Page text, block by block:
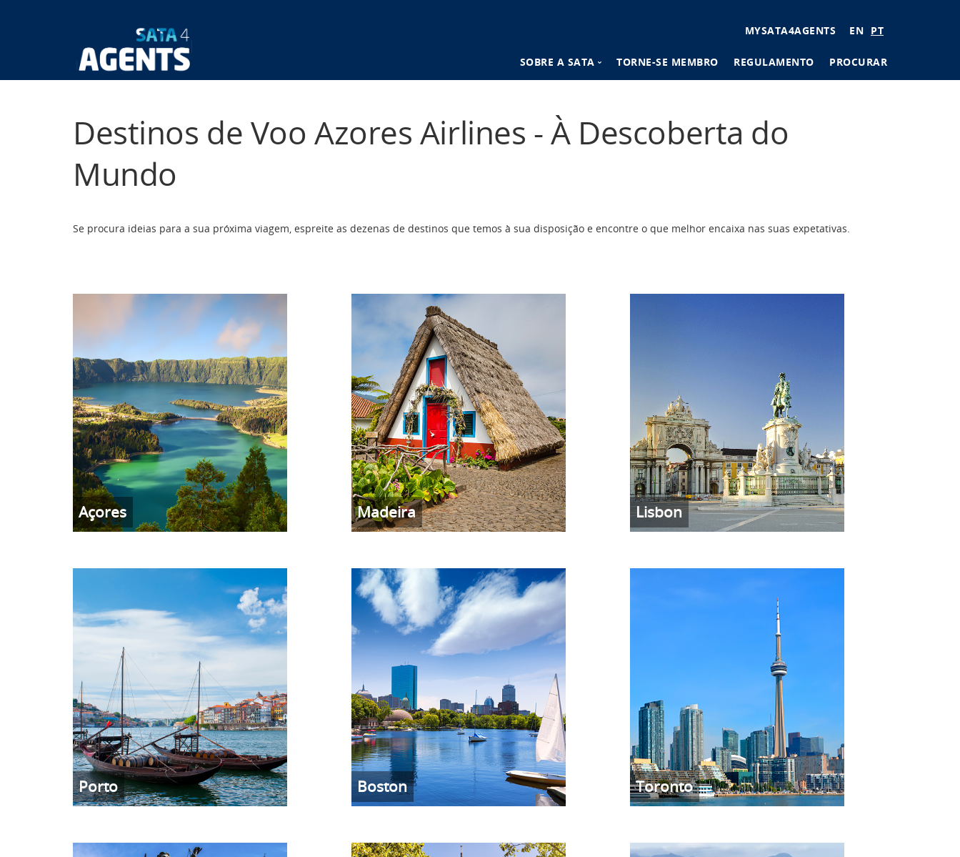
principal
User
account
MYSATA4AGENTS EN PT
SOBRE A SATA
Vantagens SATA
TORNE-SE MEMBRO REGULAMENTO PROCURAR
Destinos de Voo Azores Airlines - À Descoberta do
Mundo
Se procura ideias para a sua próxima viagem, espreite as dezenas de destinos que temos à sua disposição e encontre o que melhor encaixa nas suas expetativas.
Açores Madeira Lisbon
Porto Boston Toronto